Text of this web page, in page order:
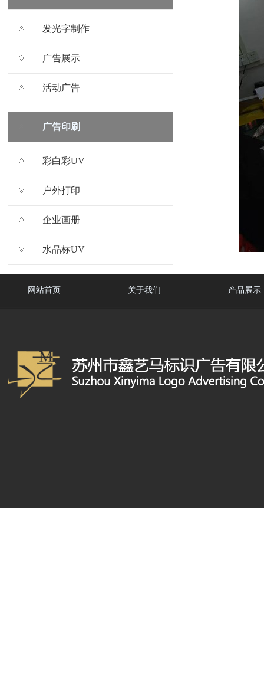
发光字制作
广告展示
活动广告
广告印刷
彩白彩UV
户外打印
企业画册
水晶标UV
网站首页 关于我们 产品展示